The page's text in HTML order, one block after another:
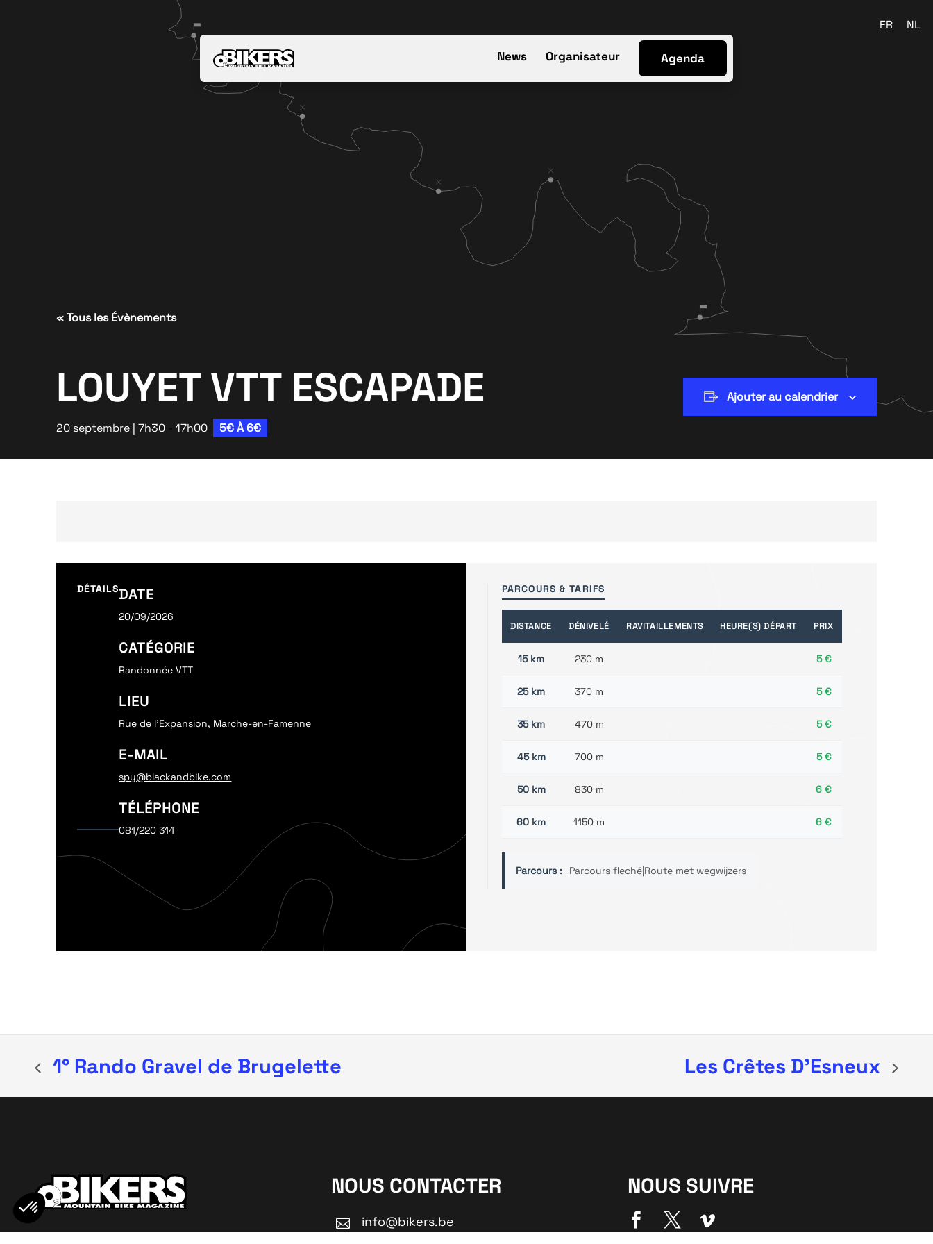
News Organisateur Agenda
FR NL
« Tous les Évènements
LOUYET VTT ESCAPADE
20 septembre | 7h30- 17h00 5€ À 6€
Ajouter au calendrier
DÉTAILSDATE
20/09/2026
CATÉGORIE
Randonnée VTT
LIEU
Rue de l'Expansion, Marche-en-Famenne
E-MAIL
spy@blackandbike.com
TÉLÉPHONE
081/220 314
PARCOURS & TARIFS
DISTANCE DÉNIVELÉ RAVITAILLEMENTS HEURE(S) DÉPART PRIX
15 km 230 m 5 €
25 km 370 m 5 €
35 km 470 m 5 €
45 km 700 m 5 €
50 km 830 m 6 €
60 km 1150 m 6 €
Parcours : Parcours fleché|Route met wegwijzers
1° Rando Gravel de Brugelette Les Crêtes D’Esneux
NOUS CONTACTER
 info@bikers.be
NOUS SUIVRE
  